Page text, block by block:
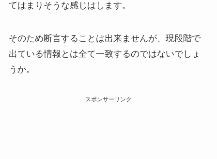
てはまりそうな感じはします。
そのため断言することは出来ませんが、現段階で
出ている情報とは全て一致するのではないでしょ
うか。
スポンサーリンク